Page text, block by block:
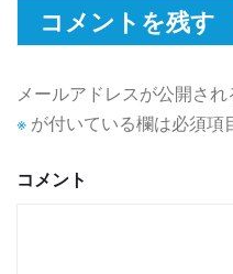
コメントを残す
メールアドレスが公開され
※ が付いている欄は必須項
コメント